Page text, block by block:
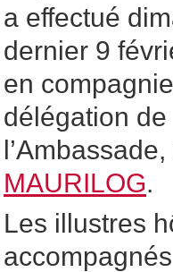
a effectué
dernier 9
en
délégation de
MAURILOG.
Les illustres